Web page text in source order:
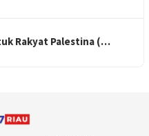
Rakyat Palestina (…